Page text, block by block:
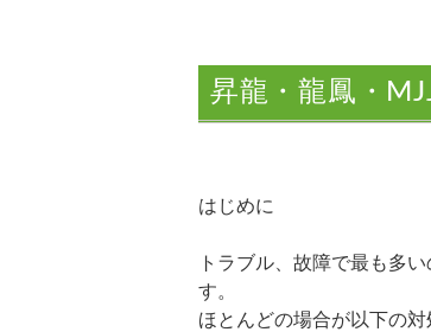
昇龍・龍鳳・
はじめに
トラブル、故障で最も多
す。
ほとんどの場合が以下の対